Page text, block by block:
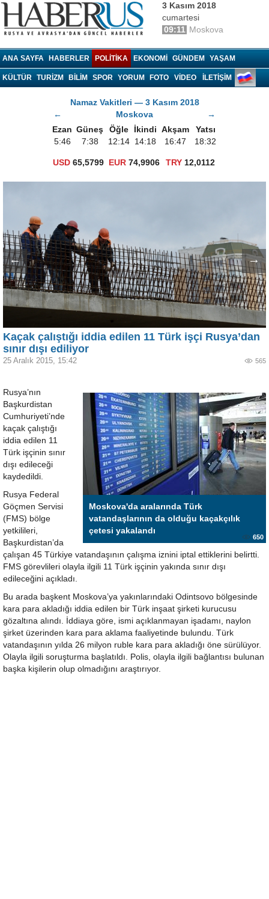
3 Kasım 2018
cumartesi
09:11 Moskova
ANA SAYFA HABERLER POLITIKA EKONOMI GÜNDEM YAŞAM
KÜLTÜR TURIZM BILIM SPOR YORUM FOTO VIDEO İLETİŞİM
Namaz Vakitleri — 3 Kasım 2018
←
Moskova
→
Ezan Güneş Öğle İkindi Akşam
Yatsı
5:46
7:38 12:14 14:18 16:47 18:32
USD 65,5799 EUR 74,9906 TRY 12,0112
← →
Kaçak çalıştığı iddia edilen 11 Türk işçi Rusya’dan
sınır dışı ediliyor
25 Aralık 2015, 15:42 565
Moskova'da aralarında Türk
vatandaşlarının da olduğu kaçakçılık
çetesi yakalandı
650
Rusya’nın
Başkurdistan
Cumhuriyeti’nde
kaçak çalıştığı
iddia edilen 11
Türk işçinin sınır
dışı edileceği
kaydedildi.
Rusya Federal
Göçmen Servisi
(FMS) bölge
yetkilileri,
Başkurdistan’da
çalışan 45 Türkiye vatandaşının çalışma iznini iptal ettiklerini belirtti.
FMS görevlileri olayla ilgili 11 Türk işçinin yakında sınır dışı
edileceğini açıkladı.
Bu arada başkent Moskova’ya yakınlarındaki Odintsovo bölgesinde
kara para akladığı iddia edilen bir Türk inşaat şirketi kurucusu
gözaltına alındı. İddiaya göre, ismi açıklanmayan işadamı, naylon
şirket üzerinden kara para aklama faaliyetinde bulundu. Türk
vatandaşının yılda 26 milyon ruble kara para akladığı öne sürülüyor.
Olayla ilgili soruşturma başlatıldı. Polis, olayla ilgili bağlantısı bulunan
başka kişilerin olup olmadığını araştırıyor.